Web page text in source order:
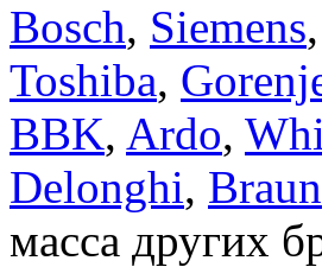
Bosch, Siemens,
Toshiba,
BBK, Ardo,
Delonghi, Braun
масса других